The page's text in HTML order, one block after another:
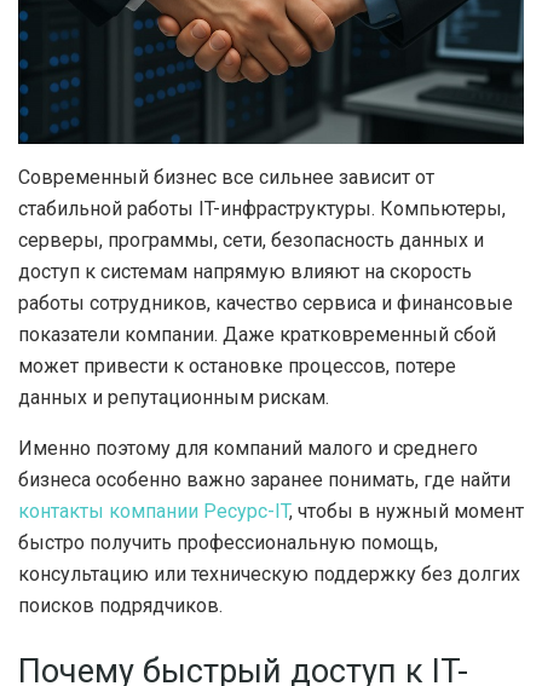
Современный бизнес все сильнее зависит от
стабильной работы IT-инфраструктуры. Компьютеры,
серверы, программы, сети, безопасность данных и
доступ к системам напрямую влияют на скорость
работы сотрудников, качество сервиса и финансовые
показатели компании. Даже кратковременный сбой
может привести к остановке процессов, потере
данных и репутационным рискам.
Именно поэтому для компаний малого и среднего
бизнеса особенно важно заранее понимать, где найти
контакты компании Ресурс-IT, чтобы в нужный момент
быстро получить профессиональную помощь,
консультацию или техническую поддержку без долгих
поисков подрядчиков.
Почему быстрый доступ к IT-